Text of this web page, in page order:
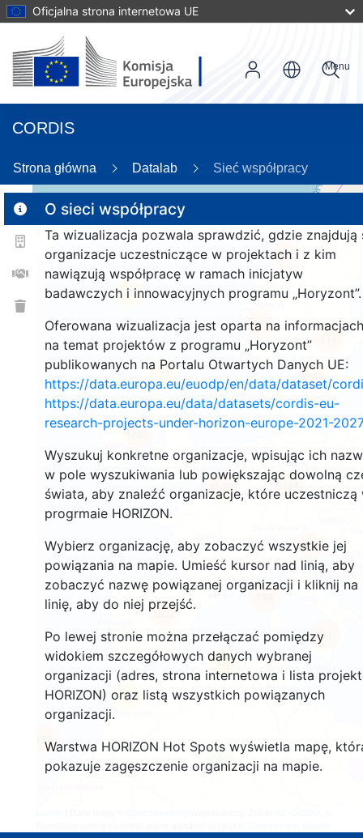
Oficjalna strona internetowa UE
CORDIS
Menu
Strona główna Datalab Sieć współpracy
O sieci współpracy
Ta wizualizacja pozwala sprawdzić, gdzie znajdują
organizacje uczestniczące w projektach i z kim
nawiązują współpracę w ramach inicjatyw
badawczych i innowacyjnych programu „Horyzont”.
Oferowana wizualizacja jest oparta na informacjach
na temat projektów z programu „Horyzont”
publikowanych na Portalu Otwartych Danych UE:
https://data.europa.eu/euodp/en/data/dataset/
https://data.europa.eu/data/datasets/cordis-eu-
research-projects-under-horizon-europe-2021-2027
Wyszukuj konkretne organizacje, wpisując ich
w pole wyszukiwania lub powiększając dowolną
świata, aby znaleźć organizacje, które uczestniczą
progrmaie HORIZON.
Wybierz organizację, aby zobaczyć wszystkie jej
powiązania na mapie. Umieść kursor nad linią, aby
zobaczyć nazwę powiązanej organizacji i kliknij na
linię, aby do niej przejść.
Po lewej stronie można przełączać pomiędzy
widokiem szczegółowych danych wybranej
organizacji (adres, strona internetowa i lista
HORIZON) oraz listą wszystkich powiązanych
organizacji.
Warstwa HORIZON Hot Spots wyświetla mapę,
pokazuje zagęszczenie organizacji na mapie.
12
7
220
187
3440
25
61
160
811
5714
9237
1483
7532
15038